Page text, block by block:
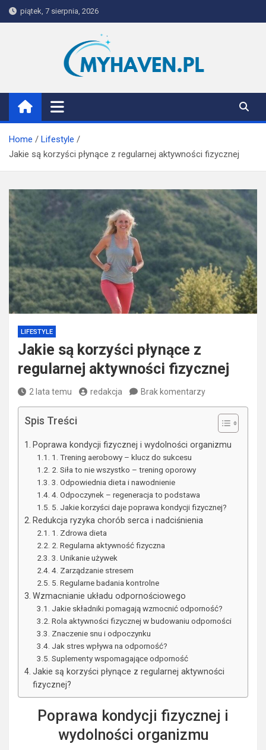
Skip
to
piątek, 7 sierpnia, 2026
Myhaven
Home
Lifestyle
Jakie są korzyści płynące z regularnej aktywności fizycznej
LIFESTYLE
Jakie są korzyści płynące z
regularnej aktywności fizycznej
2 lata temu redakcja Brak komentarzy
Spis Treści
Poprawa kondycji fizycznej i wydolności organizmu
1. Trening aerobowy – klucz do sukcesu
2. Siła to nie wszystko – trening oporowy
3. Odpowiednia dieta i nawodnienie
4. Odpoczynek – regeneracja to podstawa
5. Jakie korzyści daje poprawa kondycji fizycznej?
Redukcja ryzyka chorób serca i nadciśnienia
1. Zdrowa dieta
2. Regularna aktywność fizyczna
3. Unikanie używek
4. Zarządzanie stresem
5. Regularne badania kontrolne
Wzmacnianie układu odpornościowego
Jakie składniki pomagają wzmocnić odporność?
Rola aktywności fizycznej w budowaniu odporności
Znaczenie snu i odpoczynku
Jak stres wpływa na odporność?
Suplementy wspomagające odporność
Jakie są korzyści płynące z regularnej aktywności
fizycznej?
Poprawa kondycji fizycznej i
wydolności organizmu